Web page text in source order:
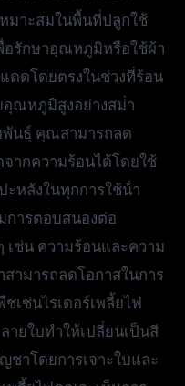
มาะสมในพื้นที่ปลูกใช้
อรักษาอุณหภูมิหรือใช้ผ้า
ดดโดยตรงในช่วงที่ร้อน
ณหภูมิสูงอย่างสม่ํา
พันธุ์ คุณสามารถลด
ากความร้อนได้โดยใช้
หลังในทุกการใช้น้ํา
การตอบสนองต่อ
เช่น ความร้อนและความ
ามารถลดโอกาสในการ
เช่นไรเดอร์เพลี้ยไฟ
ายใบทําให้เปลี่ยนเป็นสี
ชาโดยการเจาะใบและ